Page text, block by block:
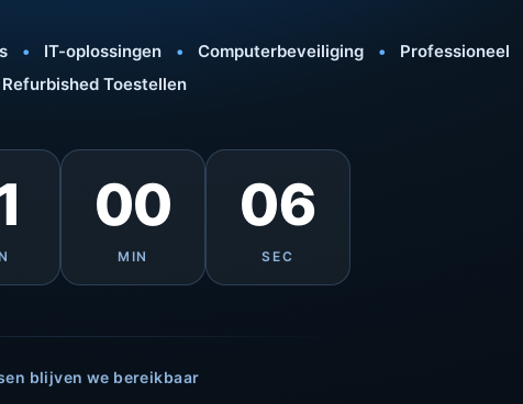
• IT-oplossingen • Computerbeveiliging •
Professioneel
Toestellen
00
MIN
06
SEC
blijven we bereikbaar